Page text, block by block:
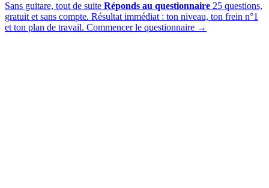
Sans guitare, tout de suite Réponds au questionnaire 25 questions,
gratuit et sans compte. Résultat immédiat : ton niveau, ton frein n°1
et ton plan de travail. Commencer le questionnaire →